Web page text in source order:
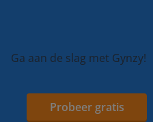
Ga aan de slag met Gynzy!
Probeer gratis